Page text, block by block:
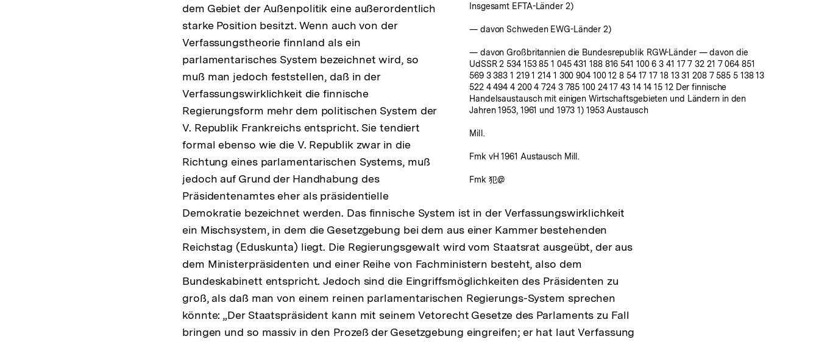
Insgesamt EFTA-Länder 2)
— davon Schweden EWG-Länder 2)
— davon Großbritannien die Bundesrepublik RGW-Länder — davon die
UdSSR 2 534 153 85 1 045 431 188 816 541 100 6 3 41 17 7 32 21 7 064 851
569 3 383 1 219 1 214 1 300 904 100 12 8 54 17 17 18 13 31 208 7 585 5 138 13
522 4 494 4 200 4 724 3 785 100 24 17 43 14 14 15 12 Der finnische
Handelsaustausch mit einigen Wirtschaftsgebieten und Ländern in den
Jahren 1953, 1961 und 1973 1) 1953 Austausch
Mill.
Fmk vH 1961 Austausch Mill.
Fmk 犯@
dem Gebiet der Außenpolitik eine außerordentlich
starke Position besitzt. Wenn auch von der
Verfassungstheorie finnland als ein
parlamentarisches System bezeichnet wird, so
muß man jedoch feststellen, daß in der
Verfassungswirklichkeit die finnische
Regierungsform mehr dem politischen System der
V. Republik Frankreichs entspricht. Sie tendiert
formal ebenso wie die V. Republik zwar in die
Richtung eines parlamentarischen Systems, muß
jedoch auf Grund der Handhabung des
Präsidentenamtes eher als präsidentielle
Demokratie bezeichnet werden. Das finnische System ist in der Verfassungswirklichkeit
ein Mischsystem, in dem die Gesetzgebung bei dem aus einer Kammer bestehenden
Reichstag (Eduskunta) liegt. Die Regierungsgewalt wird vom Staatsrat ausgeübt, der aus
dem Ministerpräsidenten und einer Reihe von Fachministern besteht, also dem
Bundeskabinett entspricht. Jedoch sind die Eingriffsmöglichkeiten des Präsidenten zu
groß, als daß man von einem reinen parlamentarischen Regierungs-System sprechen
könnte: „Der Staatspräsident kann mit seinem Vetorecht Gesetze des Parlaments zu Fall
bringen und so massiv in den Prozeß der Gesetzgebung eingreifen; er hat laut Verfassung